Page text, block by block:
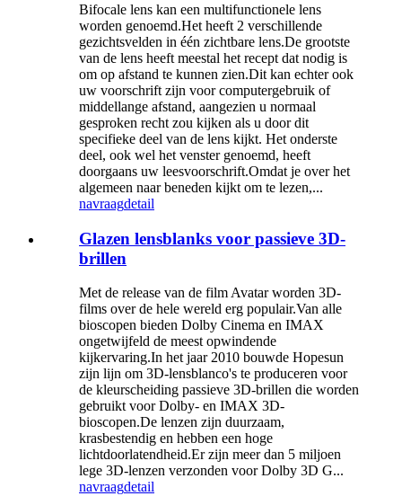
Bifocale lens kan een multifunctionele lens
worden genoemd.Het heeft 2 verschillende
gezichtsvelden in één zichtbare lens.De grootste
van de lens heeft meestal het recept dat nodig is
om op afstand te kunnen zien.Dit kan echter ook
uw voorschrift zijn voor computergebruik of
middellange afstand, aangezien u normaal
gesproken recht zou kijken als u door dit
specifieke deel van de lens kijkt. Het onderste
deel, ook wel het venster genoemd, heeft
doorgaans uw leesvoorschrift.Omdat je over het
algemeen naar beneden kijkt om te lezen,...
navraagdetail
Glazen lensblanks voor passieve 3D-
brillen
Met de release van de film Avatar worden 3D-
films over de hele wereld erg populair.Van alle
bioscopen bieden Dolby Cinema en IMAX
ongetwijfeld de meest opwindende
kijkervaring.In het jaar 2010 bouwde Hopesun
zijn lijn om 3D-lensblanco's te produceren voor
de kleurscheiding passieve 3D-brillen die worden
gebruikt voor Dolby- en IMAX 3D-
bioscopen.De lenzen zijn duurzaam,
krasbestendig en hebben een hoge
lichtdoorlatendheid.Er zijn meer dan 5 miljoen
lege 3D-lenzen verzonden voor Dolby 3D G...
navraagdetail